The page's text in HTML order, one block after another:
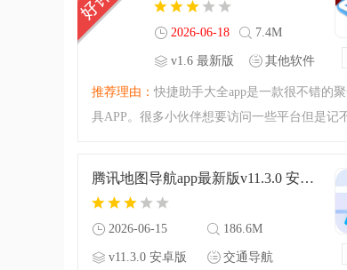
2026-06-18 7.4M
v1.6 最新版 其他软件
推荐理由：快捷助手大全app是一款很不错的
具APP。很多小伙伴想要访问一些平台但是记
APP，利用快捷助手大全app可以快速导向你
腾讯地图导航app最新版v11.3.0 安卓版
2026-06-15 186.6M
v11.3.0 安卓版 交通导航